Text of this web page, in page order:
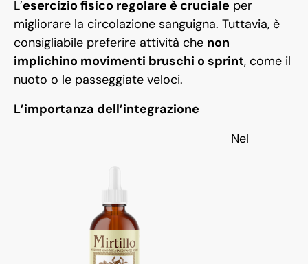
L’esercizio fisico regolare è cruciale per
migliorare la circolazione sanguigna. Tuttavia, è
consigliabile preferire attività che non
implichino movimenti bruschi o sprint, come il
nuoto o le passeggiate veloci.
L’importanza dell’integrazione
Nel